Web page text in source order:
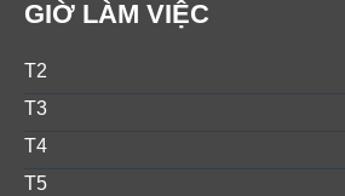
GIỜ LÀM VIỆC
T2
T3
T4
T5